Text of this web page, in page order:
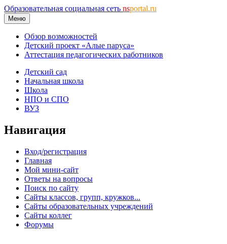
Образовательная социальная сеть nsportal.ru
Меню
Обзор возможностей
Детский проект «Алые паруса»
Аттестация педагогических работников
Детский сад
Начальная школа
Школа
НПО и СПО
ВУЗ
Навигация
Вход/регистрация
Главная
Мой мини-сайт
Ответы на вопросы
Поиск по сайту
Сайты классов, групп, кружков...
Сайты образовательных учреждений
Сайты коллег
Форумы